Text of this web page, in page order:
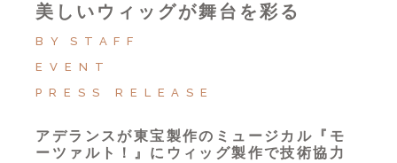
美しいウィッグが舞台を彩る
BY
STAFF
EVENT
PRESS RELEASE
アデランスが東宝製作のミュージカル『モ
ーツァルト！』にウィッグ製作で技術協力